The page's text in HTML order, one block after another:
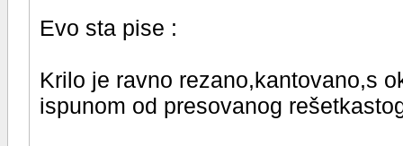
Evo sta pise :
Krilo je ravno rezano,kantovano,s
ispunom od presovanog